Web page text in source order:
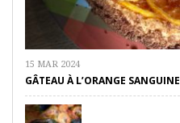
15 MAR 2024
GÂTEAU À L’ORANGE SANGUINE